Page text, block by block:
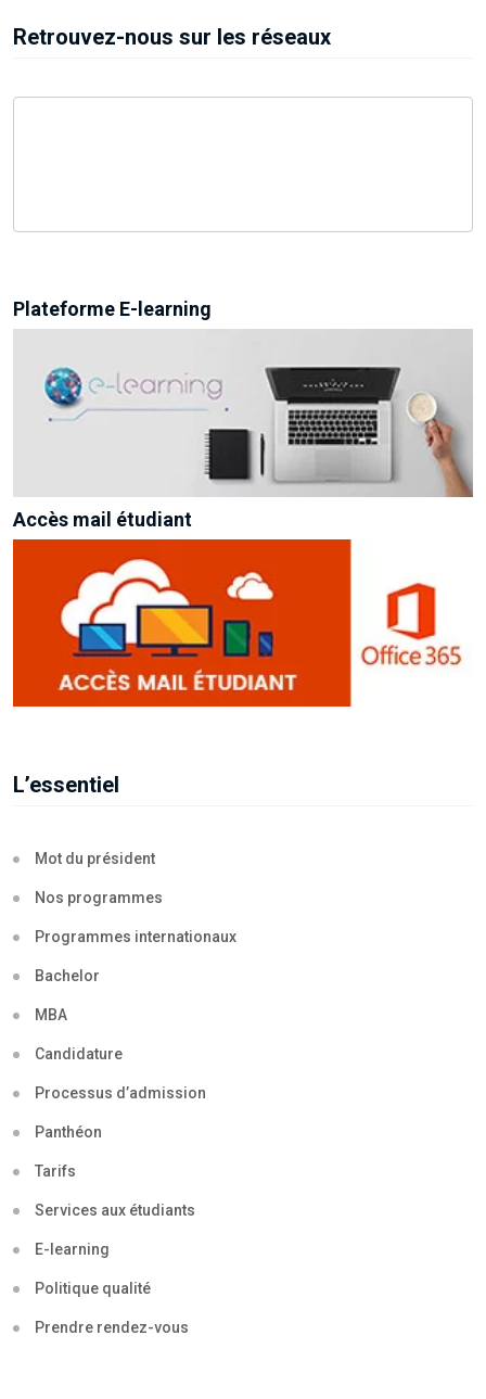
Retrouvez-nous sur les réseaux
Plateforme E-learning
Accès mail étudiant
L’essentiel
Mot du président
Nos programmes
Programmes internationaux
Bachelor
MBA
Candidature
Processus d’admission
Panthéon
Tarifs
Services aux étudiants
E-learning
Politique qualité
Prendre rendez-vous